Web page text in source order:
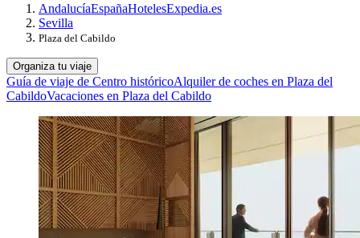
AndalucíaEspañaHotelesExpedia.es
Sevilla
Plaza del Cabildo
Organiza tu viaje
Guía de viaje de Centro históricoAlquiler de coches en Plaza del
CabildoVacaciones en Plaza del Cabildo